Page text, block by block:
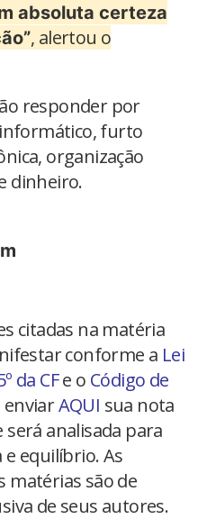
absoluta certeza
, alertou o
responder por
furto
organização
dinheiro.
citadas na matéria
conforme a Lei
da CFe o Código de
enviarAQUI sua nota
analisada para
equilíbrio. As
matérias são de
de seus autores.